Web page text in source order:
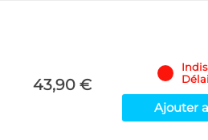
43,90 €
Ajouter